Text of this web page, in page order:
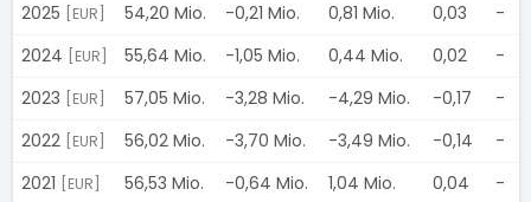
2025
[EUR] 54,20 Mio. -0,21 Mio. 0,81 Mio. 0,03
-
2024
[EUR] 55,64 Mio. -1,05 Mio. 0,44 Mio. 0,02
-
2023
[EUR] 57,05 Mio. -3,28 Mio. -4,29 Mio. -0,17
-
2022
[EUR] 56,02 Mio. -3,70 Mio. -3,49 Mio. -0,14
-
2021
[EUR] 56,53 Mio. -0,64 Mio. 1,04 Mio. 0,04 -